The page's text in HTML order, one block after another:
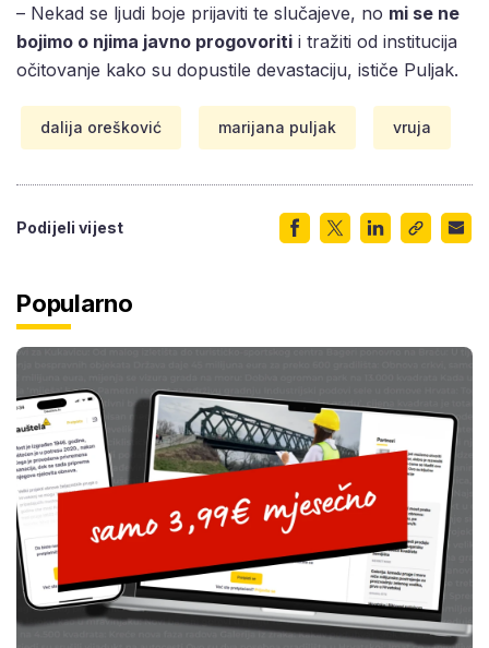
– Nekad se ljudi boje prijaviti te slučajeve, no mi se ne
bojimo o njima javno progovoriti i tražiti od institucija
očitovanje kako su dopustile devastaciju, ističe Puljak.
dalija orešković marijana puljak vruja
Podijeli vijest
Popularno